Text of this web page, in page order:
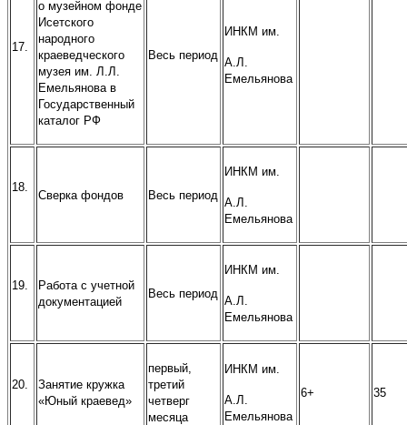
17.
о музейном фонде
Исетского
народного
краеведческого
музея им. Л.Л.
Емельянова в
Государственный
каталог РФ
Весь период
ИНКМ им.
А.Л.
Емельянова
18.
Сверка фондов Весь период
ИНКМ им.
А.Л.
Емельянова
19.
Работа с учетной
документацией
Весь период
ИНКМ им.
А.Л.
Емельянова
20.
Занятие кружка
«Юный краевед»
первый,
третий
четверг
месяца
ИНКМ им.
А.Л.
Емельянова
6+ 35